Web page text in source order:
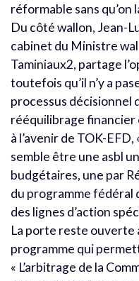
réformable sans
Du côté wallon, Jean-
cabinet du Ministre
Taminiaux2, partage
toutefois qu’il n’y a
processus décisionnel
rééquilibrage financier
à l’avenir de TOK-
semble être une asbl
budgétaires, une par
du programme fédéral
des lignes d’action
La porte reste ouverte
programme qui
« L’arbitrage de la